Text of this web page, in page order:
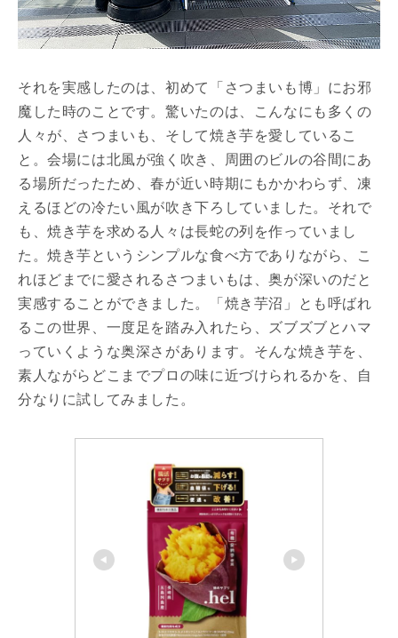
それを実感したのは、初めて「さつまいも博」にお邪
魔した時のことです。驚いたのは、こんなにも多くの
人々が、さつまいも、そして焼き芋を愛しているこ
と。会場には北風が強く吹き、周囲のビルの谷間にあ
る場所だったため、春が近い時期にもかかわらず、凍
えるほどの冷たい風が吹き下ろしていました。それで
も、焼き芋を求める人々は長蛇の列を作っていまし
た。焼き芋というシンプルな食べ方でありながら、こ
れほどまでに愛されるさつまいもは、奥が深いのだと
実感することができました。「焼き芋沼」とも呼ばれ
るこの世界、一度足を踏み入れたら、ズブズブとハマ
っていくような奥深さがあります。そんな焼き芋を、
素人ながらどこまでプロの味に近づけられるかを、自
分なりに試してみました。